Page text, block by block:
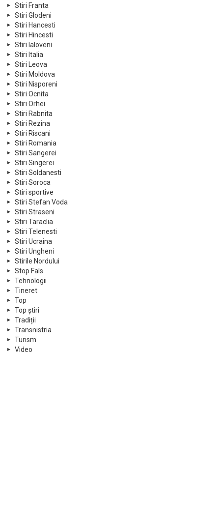
Stiri Franta
Stiri Glodeni
Stiri Hancesti
Stiri Hincesti
Stiri Ialoveni
Stiri Italia
Stiri Leova
Stiri Moldova
Stiri Nisporeni
Stiri Ocnita
Stiri Orhei
Stiri Rabnita
Stiri Rezina
Stiri Riscani
Stiri Romania
Stiri Sangerei
Stiri Singerei
Stiri Soldanesti
Stiri Soroca
Stiri sportive
Stiri Stefan Voda
Stiri Straseni
Stiri Taraclia
Stiri Telenesti
Stiri Ucraina
Stiri Ungheni
Stirile Nordului
Stop Fals
Tehnologii
Tineret
Top
Top știri
Tradiții
Transnistria
Turism
Video